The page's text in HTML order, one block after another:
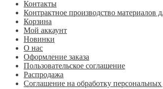
Контакты
Контрактное производство материалов
Корзина
Мой аккаунт
Новинки
О нас
Оформление заказа
Пользовательское соглашение
Распродажа
Соглашение на обработку